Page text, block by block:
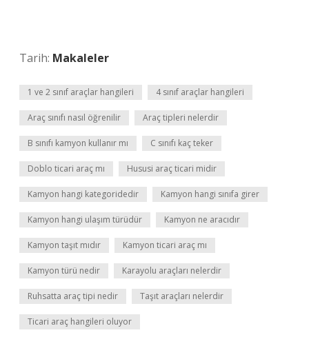
Tarih: Makaleler
1 ve 2 sınıf araçlar hangileri 4 sınıf araçlar hangileri
Araç sınıfı nasıl öğrenilir Araç tipleri nelerdir
B sınıfı kamyon kullanır mı C sınıfı kaç teker
Doblo ticari araç mı Hususi araç ticari midir
Kamyon hangi kategoridedir Kamyon hangi sınıfa girer
Kamyon hangi ulaşım türüdür Kamyon ne aracıdır
Kamyon taşıt mıdır Kamyon ticari araç mı
Kamyon türü nedir Karayolu araçları nelerdir
Ruhsatta araç tipi nedir Taşıt araçları nelerdir
Ticari araç hangileri oluyor